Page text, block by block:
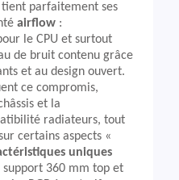
parfaitement ses
airflow :
le CPU et surtout
de bruit contenu grâce
et au design ouvert.
ce compromis,
et la
radiateurs, tout
certains aspects «
uniques
support 360 mm top et